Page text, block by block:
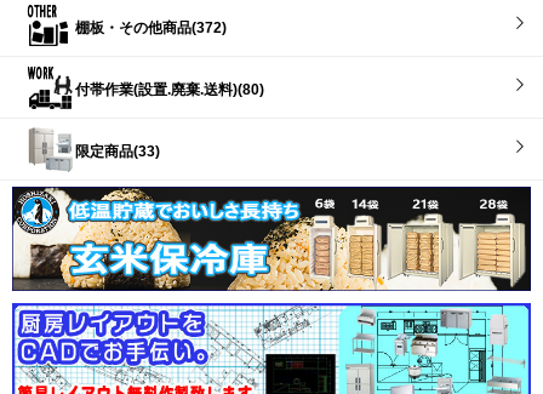
棚板・その他商品(372)
付帯作業(設置.廃棄.送料)(80)
限定商品(33)